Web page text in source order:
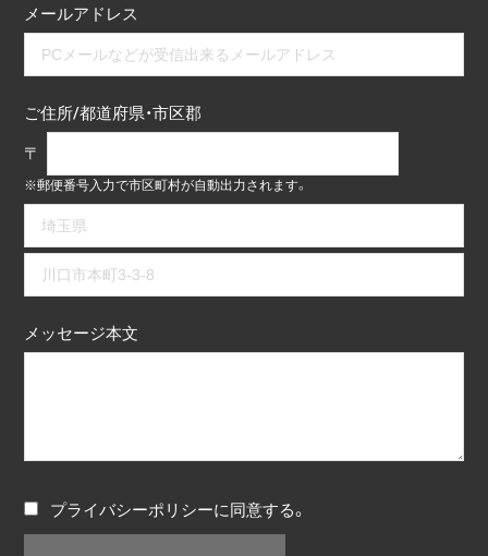
メールアドレス
ご住所/都道府県・市区郡
〒
※郵便番号入力で市区町村が自動出力されます。
メッセージ本文
プライバシーポリシーに同意する。